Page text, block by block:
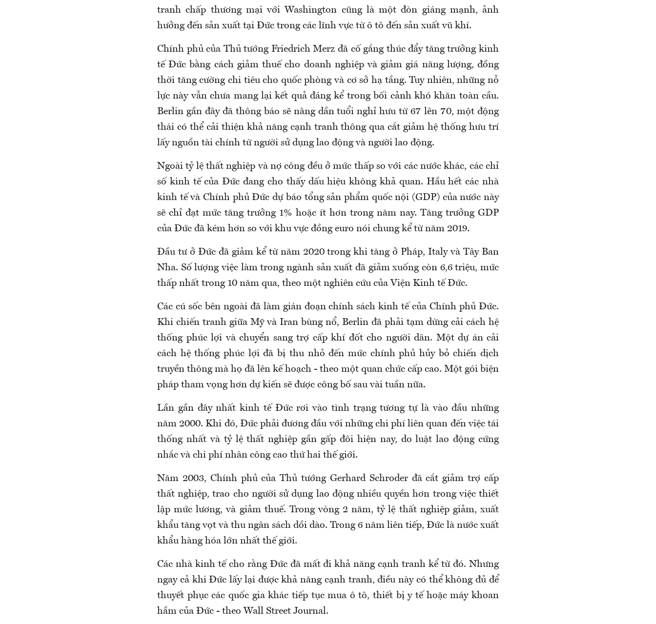
tranh chấp thương mại với Washington cũng là một đòn giáng mạnh, ảnh
hưởng đến sản xuất tại Đức trong các lĩnh vực từ ô tô đến sản xuất vũ khí.
Chính phủ của Thủ tướng Friedrich Merz đã cố gắng thúc đẩy tăng trưởng kinh
tế Đức bằng cách giảm thuế cho doanh nghiệp và giảm giá năng lượng, đồng
thời tăng cường chi tiêu cho quốc phòng và cơ sở hạ tầng. Tuy nhiên, những nỗ
lực này vẫn chưa mang lại kết quả đáng kể trong bối cảnh khó khăn toàn cầu.
Berlin gần đây đã thông báo sẽ nâng dần tuổi nghỉ hưu từ 67 lên 70, một động
thái có thể cải thiện khả năng cạnh tranh thông qua cắt giảm hệ thống hưu trí
lấy nguồn tài chính từ người sử dụng lao động và người lao động.
Ngoài tỷ lệ thất nghiệp và nợ công đều ở mức thấp so với các nước khác, các chỉ
số kinh tế của Đức đang cho thấy dấu hiệu không khả quan. Hầu hết các nhà
kinh tế và Chính phủ Đức dự báo tổng sản phẩm quốc nội (GDP) của nước này
sẽ chỉ đạt mức tăng trưởng 1% hoặc ít hơn trong năm nay. Tăng trưởng GDP
của Đức đã kém hơn so với khu vực đồng euro nói chung kể từ năm 2019.
Đầu tư ở Đức đã giảm kể từ năm 2020 trong khi tăng ở Pháp, Italy và Tây Ban
Nha. Số lượng việc làm trong ngành sản xuất đã giảm xuống còn 6,6 triệu, mức
thấp nhất trong 10 năm qua, theo một nghiên cứu của Viện Kinh tế Đức.
Các cú sốc bên ngoài đã làm gián đoạn chính sách kinh tế của Chính phủ Đức.
Khi chiến tranh giữa Mỹ và Iran bùng nổ, Berlin đã phải tạm dừng cải cách hệ
thống phúc lợi và chuyển sang trợ cấp khí đốt cho người dân. Một dự án cải
cách hệ thống phúc lợi đã bị thu nhỏ đến mức chính phủ hủy bỏ chiến dịch
truyền thông mà họ đã lên kế hoạch - theo một quan chức cấp cao. Một gói biện
pháp tham vọng hơn dự kiến sẽ được công bố sau vài tuần nữa.
Lần gần đây nhất kinh tế Đức rơi vào tình trạng tương tự là vào đầu những
năm 2000. Khi đó, Đức phải đương đầu với những chi phí liên quan đến việc tái
thống nhất và tỷ lệ thất nghiệp gần gấp đôi hiện nay, do luật lao động cứng
nhắc và chi phí nhân công cao thứ hai thế giới.
Năm 2003, Chính phủ của Thủ tướng Gerhard Schroder đã cắt giảm trợ cấp
thất nghiệp, trao cho người sử dụng lao động nhiều quyền hơn trong việc thiết
lập mức lương, và giảm thuế. Trong vòng 2 năm, tỷ lệ thất nghiệp giảm, xuất
khẩu tăng vọt và thu ngân sách dồi dào. Trong 6 năm liên tiếp, Đức là nước xuất
khẩu hàng hóa lớn nhất thế giới.
Các nhà kinh tế cho rằng Đức đã mất đi khả năng cạnh tranh kể từ đó. Nhưng
ngay cả khi Đức lấy lại được khả năng cạnh tranh, điều này có thể không đủ để
thuyết phục các quốc gia khác tiếp tục mua ô tô, thiết bị y tế hoặc máy khoan
hầm của Đức - theo Wall Street Journal.